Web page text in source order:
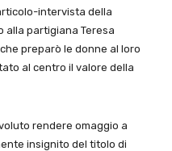
intervista della
alla partigiana Teresa
preparò le donne al loro
al centro il valore della
rendere omaggio a
insignito del titolo di